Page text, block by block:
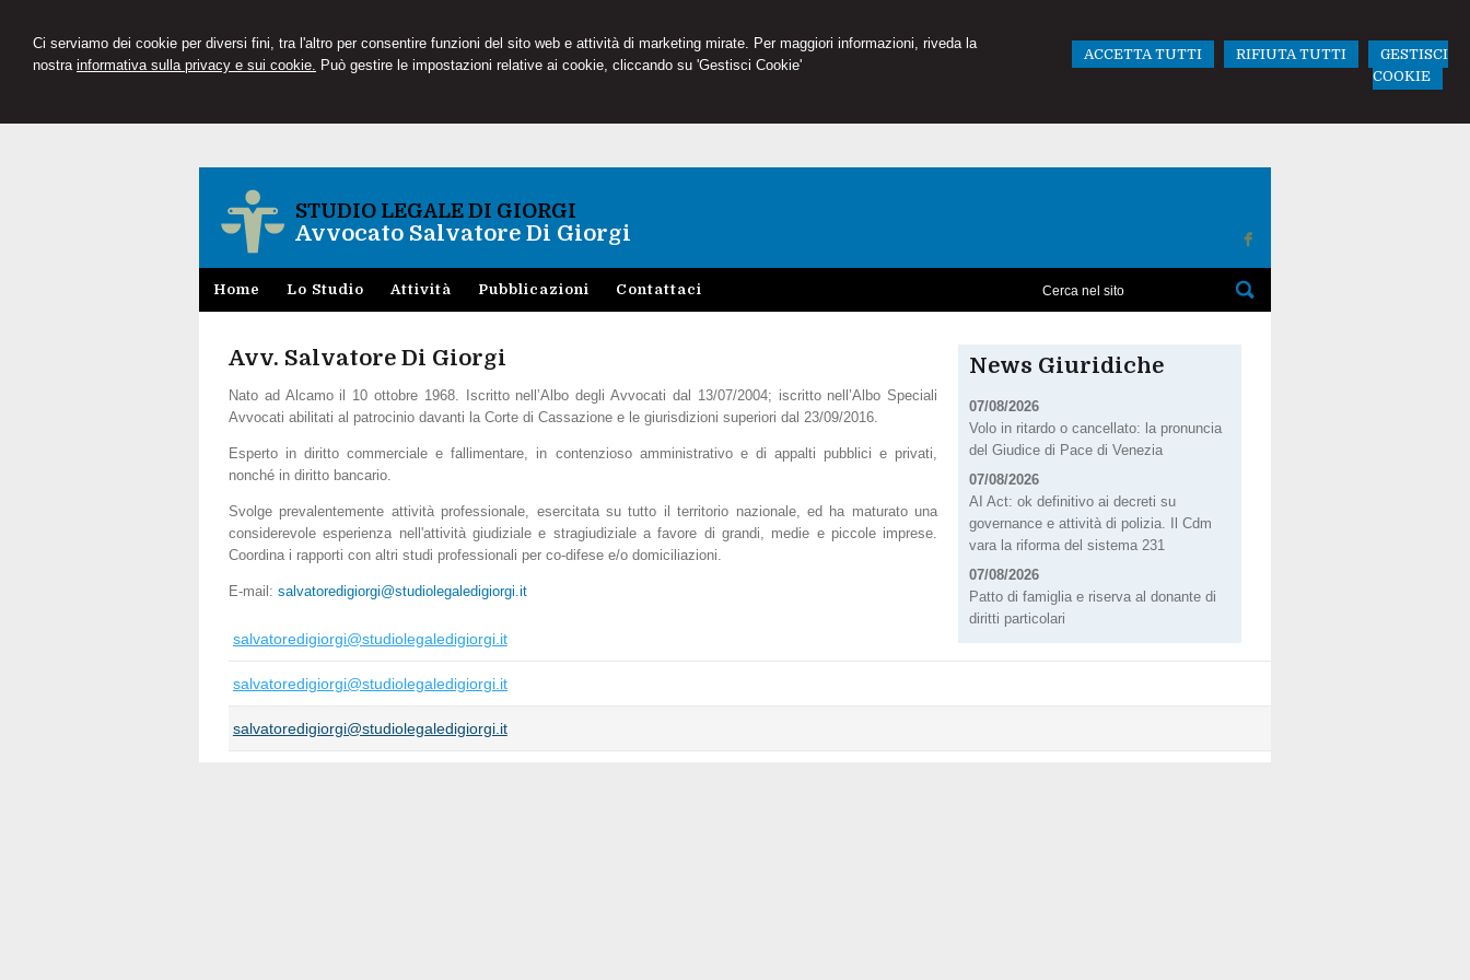
Ci serviamo dei cookie per diversi fini, tra l'altro per consentire funzioni del sito web e attività di marketing mirate. Per maggiori informazioni, riveda la
nostra informativa sulla privacy e sui cookie. Può gestire le impostazioni relative ai cookie, cliccando su 'Gestisci Cookie'
ACCETTA TUTTI RIFIUTA TUTTI
GESTISCI
COOKIE
STUDIO LEGALE DI GIORGI
Avvocato Salvatore Di Giorgi
Home Lo Studio Attività Pubblicazioni Contattaci
Avv. Salvatore Di Giorgi
Nato ad Alcamo il 10 ottobre 1968. Iscritto nell’Albo degli Avvocati dal 13/07/2004; iscritto nell’Albo Speciali
Avvocati abilitati al patrocinio davanti la Corte di Cassazione e le giurisdizioni superiori dal 23/09/2016.
Esperto in diritto commerciale e fallimentare, in contenzioso amministrativo e di appalti pubblici e privati,
nonché in diritto bancario.
Svolge prevalentemente attività professionale, esercitata su tutto il territorio nazionale, ed ha maturato una
considerevole esperienza nell'attività giudiziale e stragiudiziale a favore di grandi, medie e piccole imprese.
Coordina i rapporti con altri studi professionali per co-difese e/o domiciliazioni.
E-mail: salvatoredigiorgi@studiolegaledigiorgi.it
salvatoredigiorgi@studiolegaledigiorgi.it
salvatoredigiorgi@studiolegaledigiorgi.it
salvatoredigiorgi@studiolegaledigiorgi.it
News Giuridiche
07/08/2026
Volo in ritardo o cancellato: la pronuncia
del Giudice di Pace di Venezia
07/08/2026
AI Act: ok definitivo ai decreti su
governance e attività di polizia. Il Cdm
vara la riforma del sistema 231
07/08/2026
Patto di famiglia e riserva al donante di
diritti particolari